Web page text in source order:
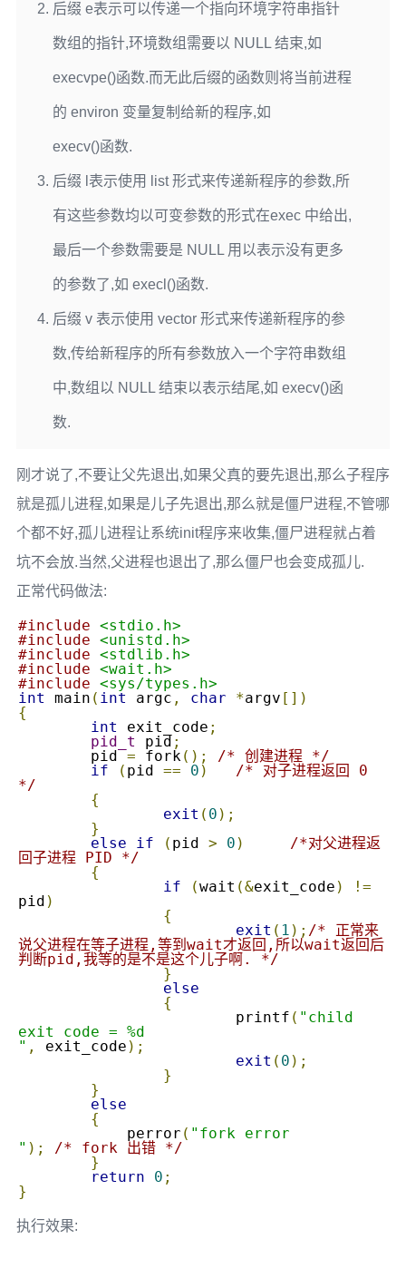
后缀 e表示可以传递一个指向环境字符串指针
数组的指针,环境数组需要以 NULL 结束,如
execvpe()函数.而无此后缀的函数则将当前进程
的 environ 变量复制给新的程序,如
execv()函数.
后缀 表示使用 list形式来传递新程序的参数,所
有这些参数均以可变参数的形式在exec 中给出,
最后一个参数需要是 NULL 用以表示没有更多
的参数了,如 execl()函数.
后缀 v表示使用 vector 形式来传递新程序的参
数,传给新程序的所有参数放入一个字符串数组
中,数组以 NULL 结束以表示结尾,如 execv()函
数.
刚才说了,不要让父先退出,如果父真的要先退出,那么子程序
就是孤儿进程,如果是儿子先退出,那么就是僵尸进程,不管哪
个都不好,孤儿进程让系统init程序来收集,僵尸进程就占着
坑不会放.当然,父进程也退出了,那么僵尸也会变成孤儿.
正常代码做法:
#include <stdio.h>
#include <unistd.h>
#include <stdlib.h>
#include <wait.h>
#include <sys/types.h>
int
main ( int argc , char *argv [])
{
int
exit_code ;
pid_t
pid;
	pid
= fork();
/* 创建进程 */
if
( pid == 0 )
/* 对子进程返回 0
*/
{
exit ( 0 );
}
else
if ( pid > 0 )
/*对父进程返
回子进程 PID */
{
if
(wait (&exit_code )
!=
pid )
{
exit ( 1 ); /* 正常来
说父进程在等子进程,等到wait才返回,所以wait返回后
判断pid,我等的是不是这个儿子啊. */
}
else
{
			printf
( "child
exit code = %d
" , exit_code );
exit ( 0 );
}
}
else
{
	    perror
( "fork error
" );
/* fork 出错 */
}
return
0 ;
}
执行效果: